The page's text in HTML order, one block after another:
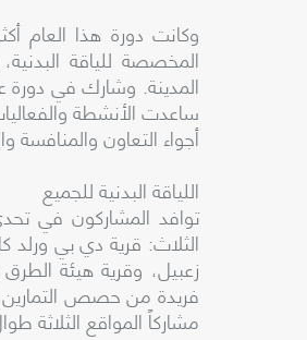
وكانت دورة هذا العام
المخصصة للياقة
أجواء التعاون
اللياقة البدنية للجميع
توافد المشاركون في
مشاركاً المواقع الثلاثة